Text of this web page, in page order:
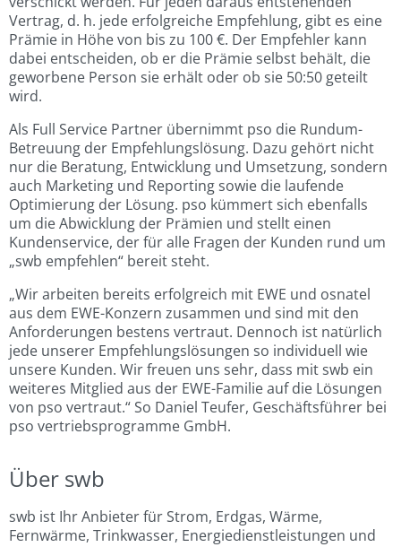
Vertrag, d. h. jede erfolgreiche Empfehlung, gibt es eine
Prämie in Höhe von bis zu 100 €. Der Empfehler kann
dabei entscheiden, ob er die Prämie selbst behält, die
geworbene Person sie erhält oder ob sie 50:50 geteilt
wird.
Als Full Service Partner übernimmt pso die Rundum-
Betreuung der Empfehlungslösung. Dazu gehört nicht
nur die Beratung, Entwicklung und Umsetzung, sondern
auch Marketing und Reporting sowie die laufende
Optimierung der Lösung. pso kümmert sich ebenfalls
um die Abwicklung der Prämien und stellt einen
Kundenservice, der für alle Fragen der Kunden rund um
„swb empfehlen“ bereit steht.
„Wir arbeiten bereits erfolgreich mit EWE und osnatel
aus dem EWE-Konzern zusammen und sind mit den
Anforderungen bestens vertraut. Dennoch ist natürlich
jede unserer Empfehlungslösungen so individuell wie
unsere Kunden. Wir freuen uns sehr, dass mit swb ein
weiteres Mitglied aus der EWE-Familie auf die Lösungen
von pso vertraut.“ So Daniel Teufer, Geschäftsführer bei
pso vertriebsprogramme GmbH.
Über swb
swb ist Ihr Anbieter für Strom, Erdgas, Wärme,
Fernwärme, Trinkwasser, Energiedienstleistungen und